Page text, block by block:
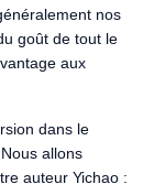
nos
goût de tout le
aux
dans le
allons
auteur Yichao :